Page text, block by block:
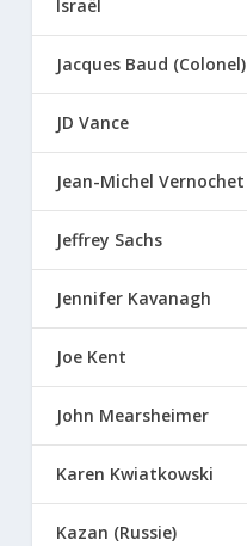
Israël
Jacques Baud (Colonel)
JD Vance
Jean-Michel Vernochet
Jeffrey Sachs
Jennifer Kavanagh
Joe Kent
John Mearsheimer
Karen Kwiatkowski
Kazan (Russie)